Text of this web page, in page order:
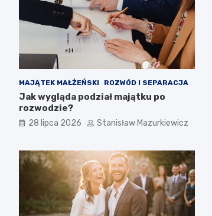
MAJĄTEK MAŁŻEŃSKI ROZWÓD I SEPARACJA
Jak wygląda podział majątku po
rozwodzie?
28 lipca 2026 Stanisław Mazurkiewicz